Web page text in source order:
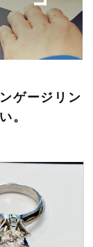
ゲージリン
。